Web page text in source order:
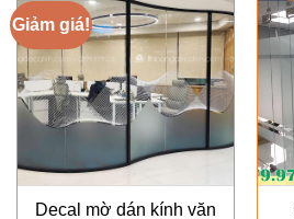
Giảm giá!
Decal mờ dán kính văn